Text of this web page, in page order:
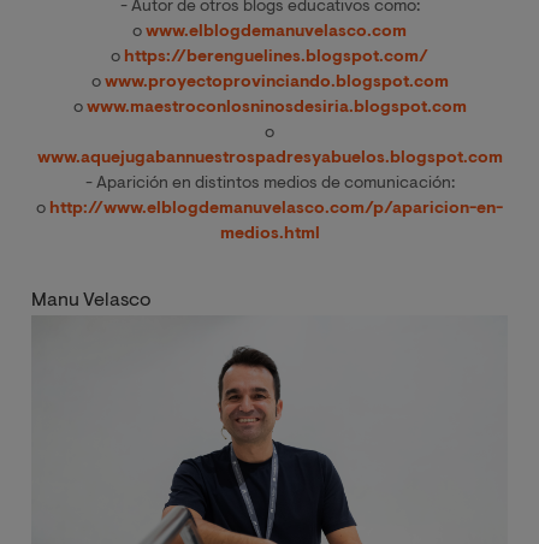
- Autor de otros blogs educativos como:
o www.elblogdemanuvelasco.com
o https://berenguelines.blogspot.com/
o www.proyectoprovinciando.blogspot.com
o www.maestroconlosninosdesiria.blogspot.com
o
www.aquejugabannuestrospadresyabuelos.blogspot.com
- Aparición en distintos medios de comunicación:
o http://www.elblogdemanuvelasco.com/p/aparicion-en-
medios.html
Manu Velasco